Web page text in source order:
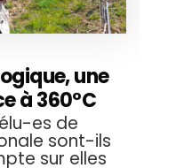
une
à 360°C
es de
sont-ils
sur elles